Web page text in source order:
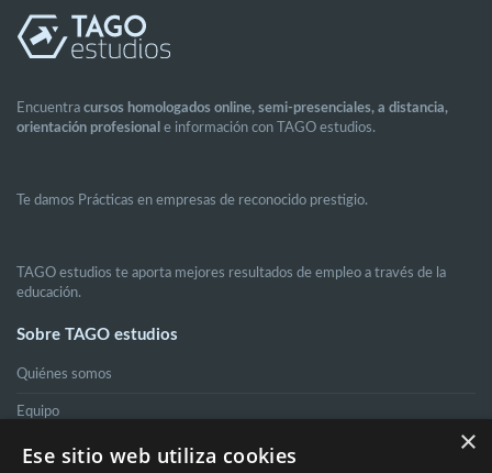
Encuentra cursos homologados online, semi-presenciales, a distancia,
orientación profesional e información con TAGO estudios.
Te damos Prácticas en empresas de reconocido prestigio.
TAGO estudios te aporta mejores resultados de empleo a través de la
educación.
Sobre TAGO estudios
Quiénes somos
Equipo
×
Ese sitio web utiliza cookies